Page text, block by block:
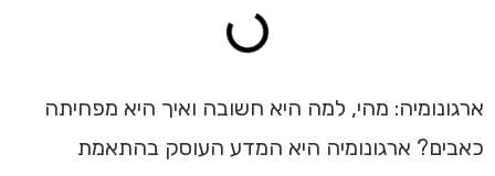
ארגונומיה: מהי, למה היא חשובה ואיך היא מפחיתה
כאבים? ארגונומיה היא המדע העוסק בהתאמת